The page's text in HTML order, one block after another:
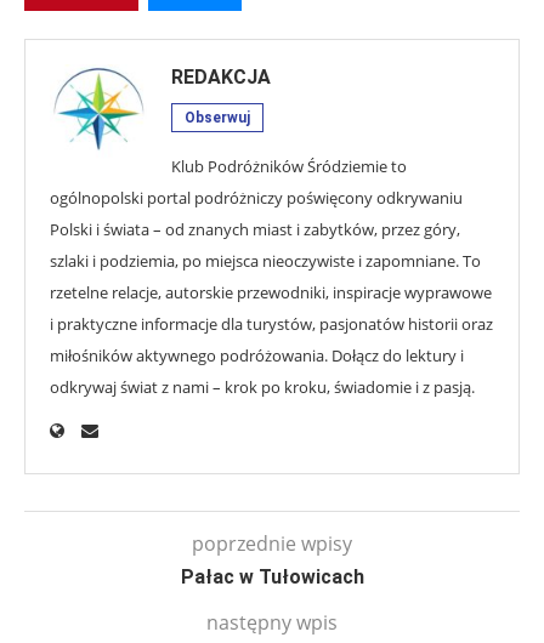
REDAKCJA
Obserwuj
Klub Podróżników Śródziemie to
ogólnopolski portal podróżniczy poświęcony odkrywaniu
Polski i świata – od znanych miast i zabytków, przez góry,
szlaki i podziemia, po miejsca nieoczywiste i zapomniane. To
rzetelne relacje, autorskie przewodniki, inspiracje wyprawowe
i praktyczne informacje dla turystów, pasjonatów historii oraz
miłośników aktywnego podróżowania. Dołącz do lektury i
odkrywaj świat z nami – krok po kroku, świadomie i z pasją.
poprzednie wpisy
Pałac w Tułowicach
następny wpis